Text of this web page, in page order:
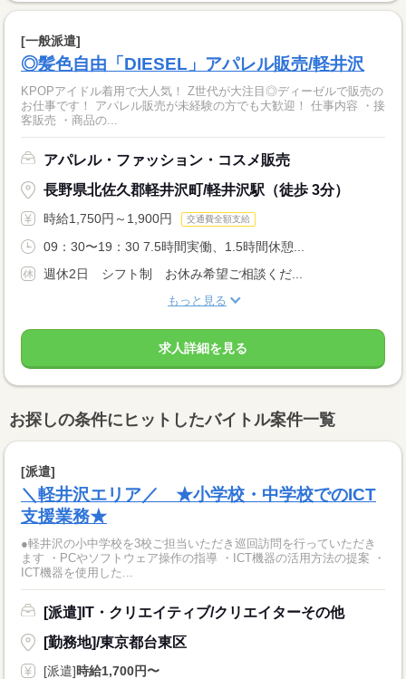
[一般派遣]
◎髪色自由「DIESEL」アパレル販売/軽井沢
KPOPアイドル着用で大人気！ Z世代が大注目◎ディーゼルで販売の
お仕事です！ アパレル販売が未経験の方でも大歓迎！ 仕事内容 ・接
客販売 ・商品の...
アパレル・ファッション・コスメ販売
長野県北佐久郡軽井沢町/軽井沢駅（徒歩 3分）
時給1,750円～1,900円 交通費全額支給
09：30〜19：30 7.5時間実働、1.5時間休憩...
週休2日 シフト制 お休み希望ご相談くだ...
もっと見る
求人詳細を見る
お探しの条件にヒットしたバイトル案件一覧
[派遣]
＼軽井沢エリア／ ★小学校・中学校でのICT
支援業務★
●軽井沢の小中学校を3校ご担当いただき巡回訪問を行っていただき
ます ・PCやソフトウェア操作の指導 ・ICT機器の活用方法の提案 ・
ICT機器を使用した...
[派遣]IT・クリエイティブ/クリエイターその他
[勤務地]/東京都台東区
[派遣]時給1,700円〜